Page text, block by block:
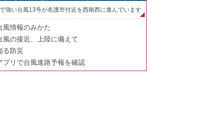
強い台風13号が名護市付近を西南西に進んでいます
風情報のみかた
風の接近、上陸に備えて
る防災
プリで台風進路予報を確認